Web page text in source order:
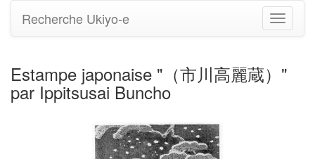
Basculer
la
Recherche Ukiyo-e
Estampe japonaise "（市川高麗蔵）"
par Ippitsusai Buncho